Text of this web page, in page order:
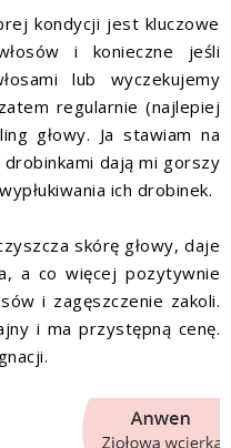
kondycji jest kluczowe
i konieczne jeśli
lub wyczekujemy
regularnie (najlepiej
głowy. Ja stawiam na
dają mi gorszy
ich drobinek.
skórę głowy, daje
a co więcej pozytywnie
i zagęszczenie zakoli.
i ma przystępną cenę.